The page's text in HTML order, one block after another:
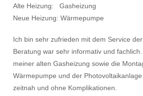
Alte Heizung: Gasheizung
Neue Heizung: Wärmepumpe
Ich bin sehr zufrieden mit dem Service
Beratung war sehr informativ und
meiner alten Gasheizung sowie die
Wärmepumpe und der
zeitnah und ohne Komplikationen.